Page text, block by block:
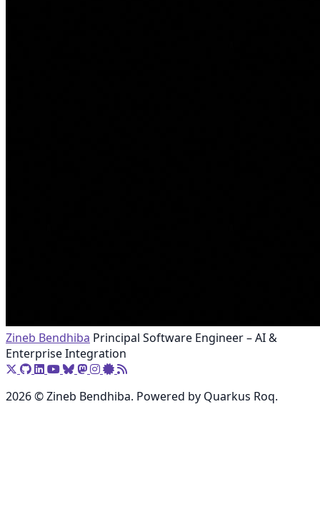
Zineb Bendhiba Principal Software Engineer – AI &
Enterprise Integration
2026 © Zineb Bendhiba. Powered by Quarkus Roq.